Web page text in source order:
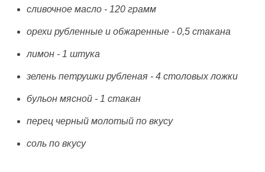
сливочное масло - 120 грамм
орехи рубленные и обжаренные - 0,5 стакана
лимон - 1 штука
зелень петрушки рубленая - 4 столовых ложки
бульон мясной - 1 стакан
перец черный молотый по вкусу
соль по вкусу